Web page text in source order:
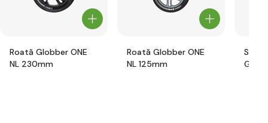
Roată Globber ONE
NL 230mm
Roată Globber ONE
NL 125mm
Set